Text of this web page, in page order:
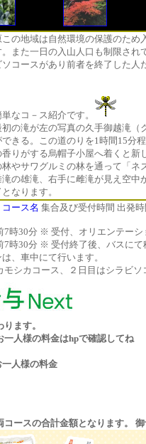
の地域は自然環境の保護のた
また一日の入山人口も制限さ
コースがあり前者を終了した
なコ－ス紹介です。
の滝が左の写真の久手御越滝
きる。この道のりを1時間15分
りがする烏帽子小屋へ着くと
やサワグルミの林を通って「
の雄滝、右手に雌滝が見え空
なります。
ース名 集合及び受付時間 出発
7時30分 ※ 受付、オリエンテー
7時30分 ※ 受付終了後、バスにて
、車中にて行います。
モシカコース、２日目はシラビ
ます。
一人様の料金はhpで確認してね
人様の料金
コースの合計金額となります。